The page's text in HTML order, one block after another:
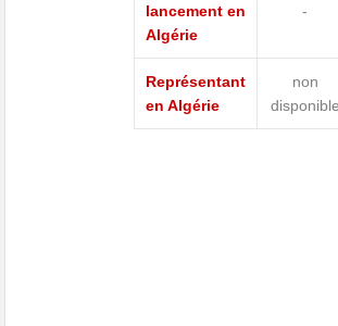
lancement en
Algérie
-
Représentant
en Algérie
non
disponible